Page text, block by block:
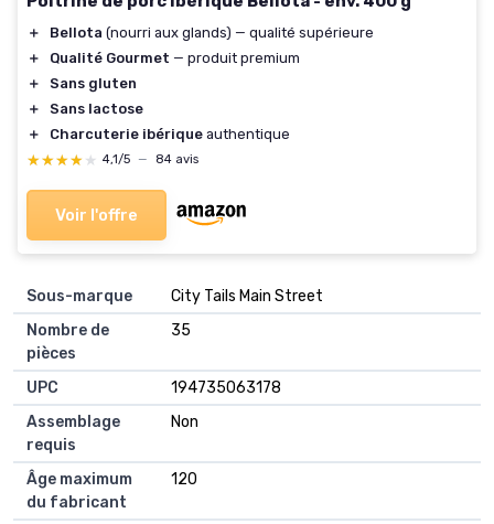
＋ Bellota (nourri aux glands) — qualité supérieure
＋
Qualité Gourmet — produit premium
＋
Sans gluten
＋
Sans lactose
＋
Charcuterie ibérique authentique
★★★★★
★★★★★ 4,1/5 — 84 avis
Voir l'offre
Sous-marque
‎City Tails Main Street
Nombre de
pièces
‎35
UPC
‎194735063178
Assemblage
requis
‎Non
Âge maximum
du fabricant
‎120